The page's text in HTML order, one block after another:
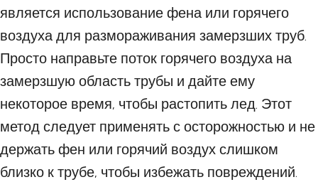
является использование фена или горячего
воздуха для размораживания замерзших труб.
Просто направьте поток горячего воздуха на
замерзшую область трубы и дайте ему
некоторое время, чтобы растопить лед. Этот
метод следует применять с осторожностью и не
держать фен или горячий воздух слишком
близко к трубе, чтобы избежать повреждений.